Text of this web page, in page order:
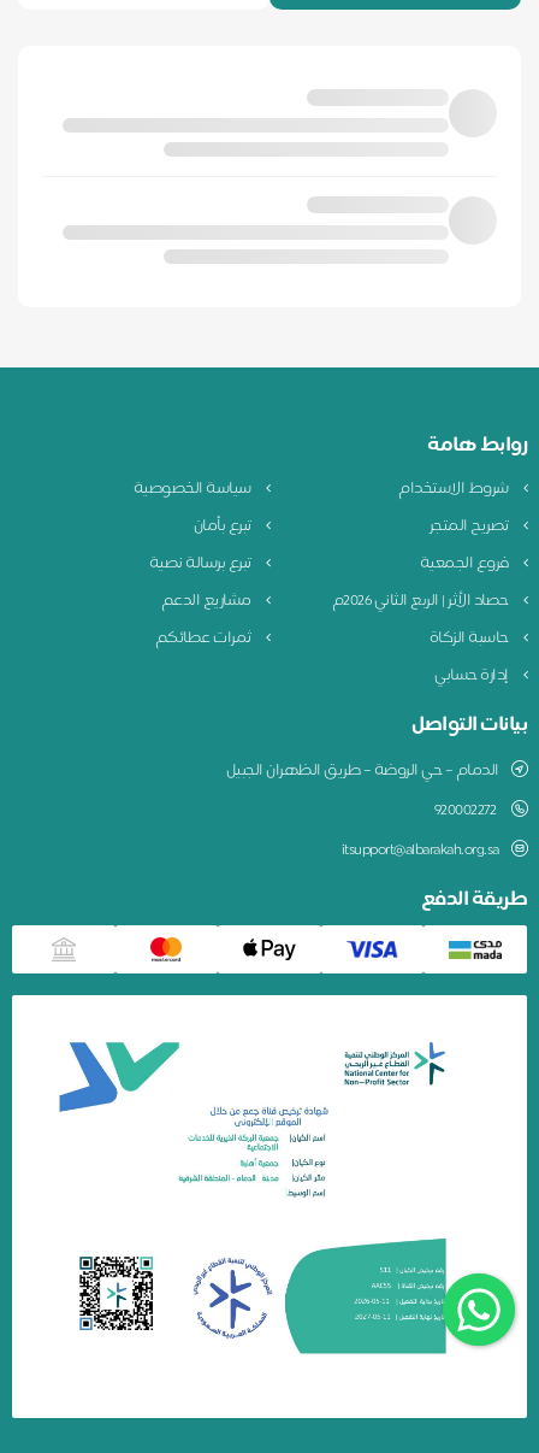
روابط هامة
شروط الاستخدام
سياسة الخصوصية
تصريح المتجر
تبرع بأمان
فروع الجمعية
تبرع برسالة نصية
حصاد الأثر | الربع الثاني 2026م
مشاريع الدعم
حاسبة الزكاة
ثمرات عطائكم
إدارة حسابي
بيانات التواصل
الدمام – حي الروضة – طريق الظهران الجبيل
920002272
itsupport@albarakah.org.sa
طريقة الدفع